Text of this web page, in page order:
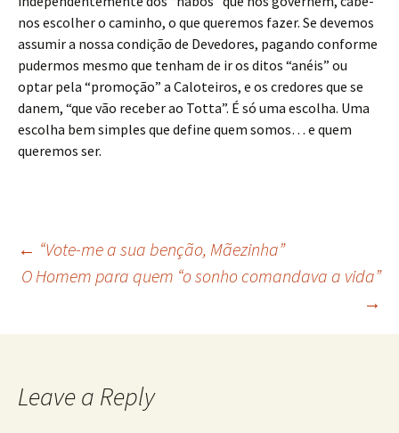
nos escolher o caminho, o que queremos fazer. Se devemos
assumir a nossa condição de Devedores, pagando conforme
pudermos mesmo que tenham de ir os ditos “anéis” ou
optar pela “promoção” a Caloteiros, e os credores que se
danem, “que vão receber ao Totta”. É só uma escolha. Uma
escolha bem simples que define quem somos… e quem
queremos ser.
Post
← “Vote-me a sua benção, Mãezinha”
O Homem para quem “o sonho comandava a vida”
→
Leave a Reply